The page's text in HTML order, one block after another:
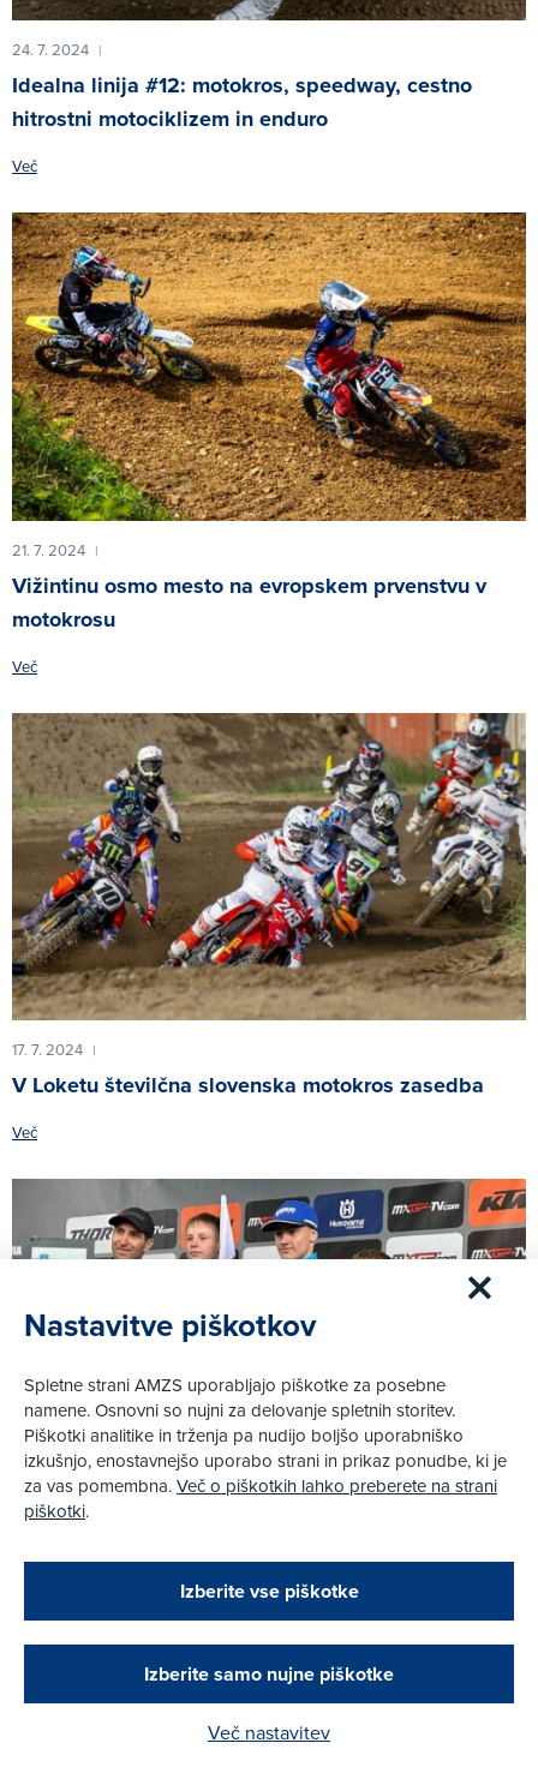
24. 7. 2024 |
Idealna linija #12: motokros, speedway, cestno
hitrostni motociklizem in enduro
Več
21. 7. 2024 |
Vižintinu osmo mesto na evropskem prvenstvu v
motokrosu
Več
17. 7. 2024 |
V Loketu številčna slovenska motokros zasedba
Več
14. 7. 2024
mladinskem svetovnem prvenstvu v motokrosu
Zapri
Podarjamo vam 10 €!
Obstoječi in novi AMZS člani, ki boste v AMZS
opravili registracijo vozila, boste prejeli
vrednostno darilno kartico z dobroimetjem v višini
Kako do darila?
Nastavitve piškotkov
Spletne strani AMZS uporabljajo piškotke za posebne
namene. Osnovni so nujni za delovanje spletnih storitev.
Piškotki analitike in trženja pa nudijo boljšo uporabniško
izkušnjo, enostavnejšo uporabo strani in prikaz ponudbe, ki je
za vas pomembna.Več o piškotkih lahko preberete na strani
piškotki.
Izberite vse piškotke
Izberite samo nujne piškotke
Več nastavitev